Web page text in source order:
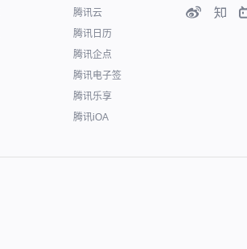
腾讯云
腾讯日历
腾讯企点
腾讯电子签
腾讯乐享
腾讯iOA